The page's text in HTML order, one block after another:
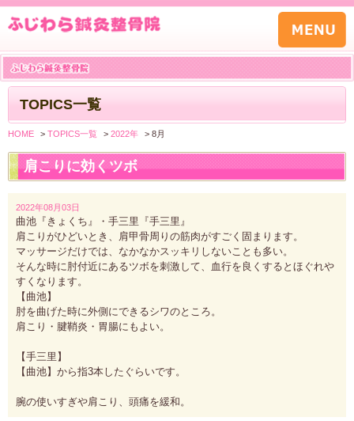
TOPICS一覧
HOME > TOPICS一覧 > 2022年 > 8月
肩こりに効くツボ
2022年08月03日
曲池『きょくち』・手三里『手三里』
肩こりがひどいとき、肩甲骨周りの筋肉がすごく固まります。
マッサージだけでは、なかなかスッキリしないことも多い。
そんな時に肘付近にあるツボを刺激して、血行を良くするとほぐれや
すくなります。
【曲池】
肘を曲げた時に外側にできるシワのところ。
肩こり・腱鞘炎・胃腸にもよい。
【手三里】
【曲池】から指3本したぐらいです。
腕の使いすぎや肩こり、頭痛を緩和。